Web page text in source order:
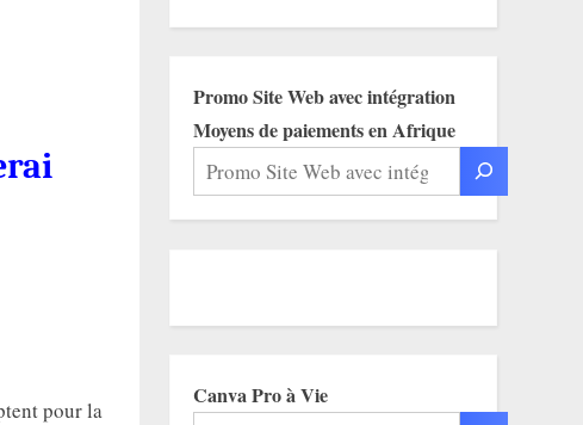
pour la
Promo Site Web avec intégration
Moyens de paiements en Afrique
Canva Pro à Vie